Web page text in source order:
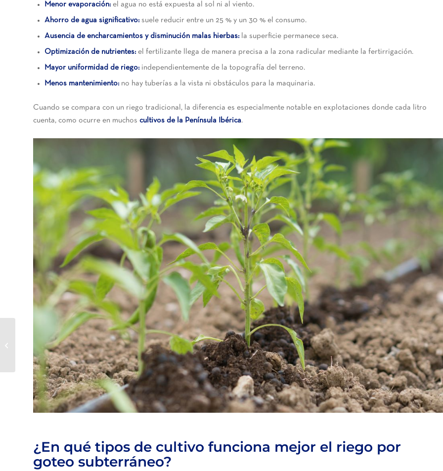
Menor evaporación: el agua no está expuesta al sol ni al viento.
Ahorro de agua significativo: suele reducir entre un 25 % y un 30 % el consumo.
Ausencia de encharcamientos y disminución malas hierbas: la superficie permanece seca.
Optimización de nutrientes: el fertilizante llega de manera precisa a la zona radicular mediante la fertirrigación.
Mayor uniformidad de riego: independientemente de la topografía del terreno.
Menos mantenimiento: no hay tuberías a la vista ni obstáculos para la maquinaria.
Cuando se compara con un riego tradicional, la diferencia es especialmente notable en explotaciones donde cada litro
cuenta, como ocurre en muchos cultivos de la Península Ibérica.
¿En qué tipos de cultivo funciona mejor el riego por
goteo subterráneo?
¿Qué es la Agricultura
Digital y por qué está
transformando el campo?